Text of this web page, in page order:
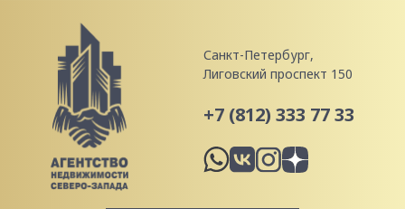
Санкт-Петербург,
Лиговский проспект 150
+7 (812) 333 77 33